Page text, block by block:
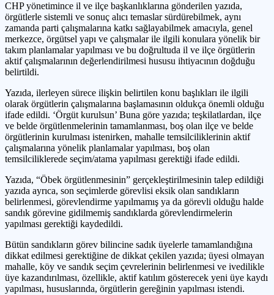
CHP yönetimince il ve ilçe başkanlıklarına gönderilen yazıda,
örgütlerle sistemli ve sonuç alıcı temaslar sürdürebilmek, aynı
zamanda parti çalışmalarına katkı sağlayabilmek amacıyla, genel
merkezce, örgütsel yapı ve çalışmalar ile ilgili konulara yönelik bir
takım planlamalar yapılması ve bu doğrultuda il ve ilçe örgütlerin
aktif çalışmalarının değerlendirilmesi hususu ihtiyacının doğduğu
belirtildi.
Yazıda, ilerleyen sürece ilişkin belirtilen konu başlıkları ile ilgili
olarak örgütlerin çalışmalarına başlamasının oldukça önemli olduğu
ifade edildi. ‘Örgüt kurulsun’ Buna göre yazıda; teşkilatlardan, ilçe
ve belde örgütlenmelerinin tamamlanması, boş olan ilçe ve belde
örgütlerinin kurulması istenirken, mahalle temsilciliklerinin aktif
çalışmalarına yönelik planlamalar yapılması, boş olan
temsilciliklerede seçim/atama yapılması gerektiği ifade edildi.
Yazıda, “Öbek örgütlenmesinin” gerçekleştirilmesinin talep edildiği
yazıda ayrıca, son seçimlerde görevlisi eksik olan sandıkların
belirlenmesi, görevlendirme yapılmamış ya da görevli olduğu halde
sandık görevine gidilmemiş sandıklarda görevlendirmelerin
yapılması gerektiği kaydedildi.
Bütün sandıkların görev bilincine sadık üyelerle tamamlandığına
dikkat edilmesi gerektiğine de dikkat çekilen yazıda; üyesi olmayan
mahalle, köy ve sandık seçim çevrelerinin belirlenmesi ve ivedilikle
üye kazandırılması, özellikle, aktif katılım gösterecek yeni üye kaydı
yapılması, hususlarında, örgütlerin gereğinin yapılması istendi.